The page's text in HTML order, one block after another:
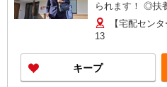
られます！ ◎扶
えた高収入も応相談 月額80,000円〜 ※研
は日当支払あり
【宅配セン
13
キープ